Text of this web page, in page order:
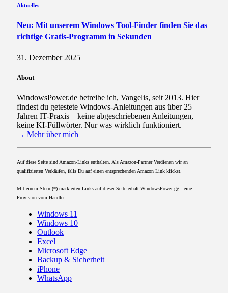
Aktuelles
Neu: Mit unserem Windows Tool-Finder finden Sie das
richtige Gratis-Programm in Sekunden
31. Dezember 2025
About
WindowsPower.de betreibe ich, Vangelis, seit 2013. Hier
findest du getestete Windows-Anleitungen aus über 25
Jahren IT-Praxis – keine abgeschriebenen Anleitungen,
keine KI-Füllwörter. Nur was wirklich funktioniert.
→ Mehr über mich
Auf diese Seite sind Amazon-Links enthalten. Als Amazon-Partner Verdienen wir an
qualifizierten Verkäufen, falls Du auf einen entsprechenden Amazon Link klickst.
Mit einem Stern (*) markierten Links auf dieser Seite erhält WindowsPower ggf. eine
Provision vom Händler.
Windows 11
Windows 10
Outlook
Excel
Microsoft Edge
Backup & Sicherheit
iPhone
WhatsApp